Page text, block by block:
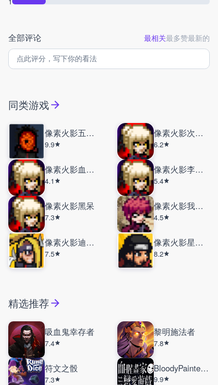
全部评论 最相关最多赞最新的
同类游戏
像素火影五影斑
9.9
像素火影次世代
6.2
像素火影血雾暗部
4.1
像素火影李洛克
5.4
像素火影黑呆
7.3
像素火影我爱罗
4.5
像素火影迪达拉晓
7.5
像素火影星空饿狼
8.2
精选推荐
吸血鬼幸存者
7.4
黎明施法者
7.8
符文之骰
7.3
BloodyPainterDatingSim
9.9